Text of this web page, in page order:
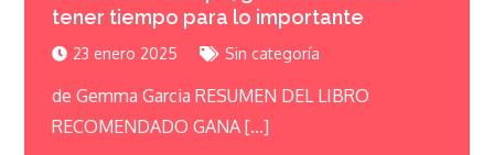
tener tiempo para lo importante
23 enero 2025 Sin categoría
de Gemma Garcia RESUMEN DEL LIBRO
RECOMENDADO GANA […]